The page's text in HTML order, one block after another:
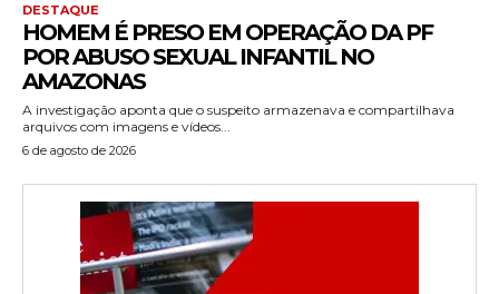
DESTAQUE
HOMEM É PRESO EM OPERAÇÃO DA PF
POR ABUSO SEXUAL INFANTIL NO
AMAZONAS
A investigação aponta que o suspeito armazenava e compartilhava
arquivos com imagens e vídeos...
6 de agosto de 2026